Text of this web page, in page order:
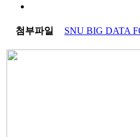
첨부파일 SNU BIG DATA